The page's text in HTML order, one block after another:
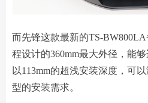
而先锋这款最新的TS-
程设计的360mm最大外径，能
以113mm的超浅安装深度，可
型的安装需求。